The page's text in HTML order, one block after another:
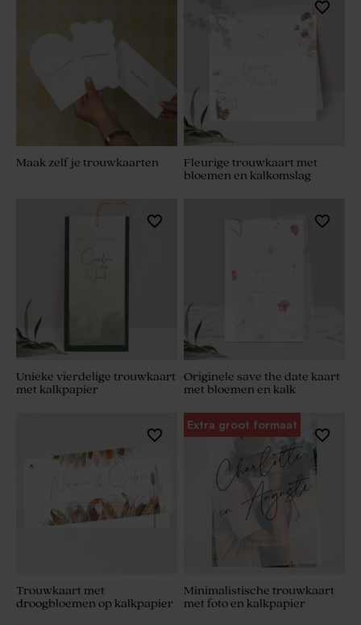
Maak zelf je trouwkaarten
Fleurige trouwkaart met
bloemen en kalkomslag
Unieke vierdelige trouwkaart
met kalkpapier
Originele save the date kaart
met bloemen en kalk
Trouwkaart met
droogbloemen op kalkpapier
Extra groot formaat
Minimalistische trouwkaart
met foto en kalkpapier